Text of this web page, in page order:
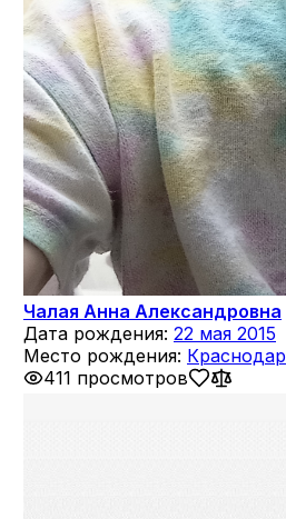
Чалая Анна Александровна
Дата рождения: 22 мая 2015
Место рождения: Краснодар
411 просмотров